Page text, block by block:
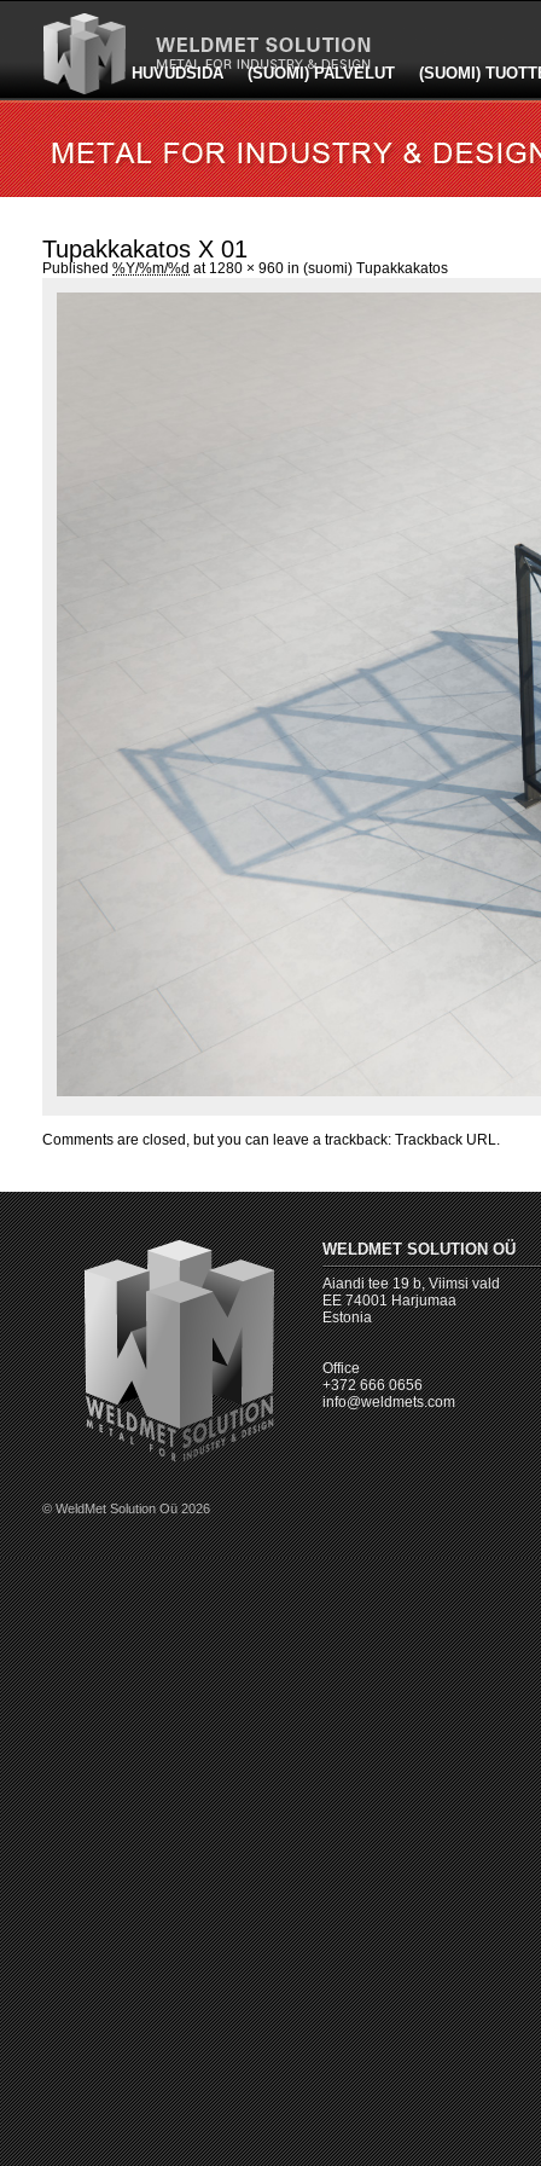
HUVUDSIDA (SUOMI) PALVELUT (SUOMI)
Tupakkakatos X 01
Published %Y/%m/%d at 1280 × 960 in (suomi) Tupakkakatos
Comments are closed, but you can leave a trackback: Trackback URL
WELDMET SOLUTION OÜ
Aiandi tee 19 b, Viimsi vald
EE 74001 Harjumaa
Estonia
Office
+372 666 0656
info@weldmets.com
© WeldMet Solution Oü 2026